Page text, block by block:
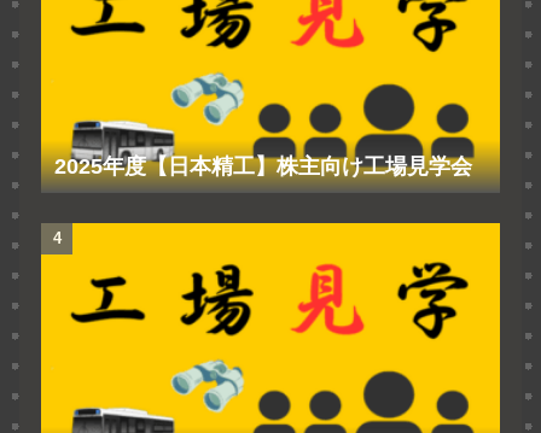
2025年度【日本精工】株主向け工場見学会